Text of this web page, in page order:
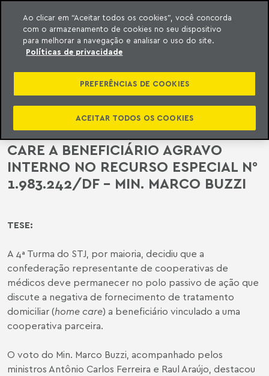
o conteúdo
Meyer
ENTRE CONFEDERAÇÃO
REPRESENTANTE DE MÉDICOS E
COOPERATIVA PARCEIRA QUE
NEGOU FORNECIMENTO DE HOME
CARE A BENEFICIÁRIO AGRAVO
INTERNO NO RECURSO ESPECIAL N°
1.983.242/DF – MIN. MARCO BUZZI
TESE:
A 4ª Turma do STJ, por maioria, decidiu que a
confederação representante de cooperativas de
médicos deve permanecer no polo passivo de ação que
discute a negativa de fornecimento de tratamento
domiciliar (home care) a beneficiário vinculado a uma
cooperativa parceira.
O voto do Min. Marco Buzzi, acompanhado pelos
ministros Antônio Carlos Ferreira e Raul Araújo, destacou
Ao clicar em “Aceitar todos os cookies”, você concorda
com o armazenamento de cookies no seu dispositivo
para melhorar a navegação e analisar o uso do site.
Políticas de privacidade
PREFERÊNCIAS DE COOKIES
ACEITAR TODOS OS COOKIES